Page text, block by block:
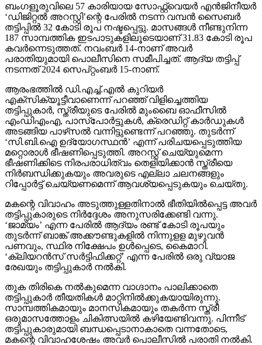
ബംഗളൂരുവിലെ 57 കാരിയായ സോഫ്റ്റ്വെയര്‍ എന്‍ജിനീയര്‍
‘ഡിജിറ്റല്‍ അറസ്റ്റി’ന്റെ പേരില്‍ നടന്ന വമ്പന്‍ സൈബര്‍
തട്ടിപ്പില്‍ 32 കോടി രൂപ നഷ്ടപ്പെട്ടു. മാസങ്ങള്‍ നീണ്ടുനിന്ന
187 സാമ്പത്തിക ഇടപാടുകളിലൂടെയാണ് 31.83 കോടി രൂപ
കവര്‍ന്നെടുത്തത്. നവംബര്‍ 14-നാണ് അവര്‍
പരാതിയുമായി പൊലീസിനെ സമീപിച്ചത്. ആദ്യ തട്ടിപ്പ്
നടന്നത് 2024 സെപ്റ്റംബര്‍ 15-നാണ്.
ആരംഭത്തില്‍ ഡി.എച്ച്.എല്‍ കുറിയര്‍
എക്‌സിക്യൂട്ടീവാണെന്ന് പറഞ്ഞ് വിളിച്ചെത്തിയ
തട്ടിപ്പുകാര്‍, സ്ത്രീയുടെ പേരില്‍ മുംബൈ ഓഫീസില്‍
എംഡിഎംഎ, പാസ്പോര്‍ട്ടുകള്‍, ക്രെഡിറ്റ് കാര്‍ഡുകള്‍
അടങ്ങിയ പാഴ്‌സല്‍ വന്നിട്ടുണ്ടെന്ന് പറഞ്ഞു. തുടര്‍ന്ന്
‘സി.ബി.ഐ ഉദ്യോഗസ്ഥന്‍’ എന്ന് പരിചയപ്പെടുത്തിയ
മറ്റൊരാള്‍ ഭീഷണിപ്പെടുത്തി. അറസ്റ്റ് ചെയ്യുമെന്ന
ഭീഷണിക്കിടെ നിരപരാധിത്വം തെളിയിക്കാന്‍ സ്ത്രീയെ
നിര്‍ബന്ധിക്കുകയും അവരുടെ എല്ലാ ചലനങ്ങളും
റിപ്പോര്‍ട്ട് ചെയ്യണമെന്ന് ആവശ്യപ്പെടുകയും ചെയ്തു.
മകന്റെ വിവാഹം അടുത്തുള്ളതിനാല്‍ ഭീതിയില്‍പ്പെട്ട അവര്‍
തട്ടിപ്പുകാരുടെ നിര്‍ദ്ദേശം അനുസരിക്കേണ്ടി വന്നു.
‘ജാമ്യം’ എന്ന പേരില്‍ ആദ്യം രണ്ട് കോടി രൂപയും
തുടര്‍ന്ന് ബാങ്ക് അക്കൗണ്ടുകളില്‍ നിന്നുളള മുഴുവന്‍
പണവും, സ്ഥിര നിക്ഷേപം ഉള്‍പ്പെടെ, കൈമാറി.
‘ക്ലിയറന്‍സ് സര്‍ട്ടിഫിക്കറ്റ്’ എന്ന പേരില്‍ ഒരു വ്യാജ
രേഖയും തട്ടിപ്പുകാര്‍ നല്‍കി.
തുക തിരികെ നല്‍കുമെന്ന വാഗ്ദാനം പാലിക്കാതെ
തട്ടിപ്പുകാര്‍ തീയതികള്‍ മാറ്റിനില്‍ക്കുകയായിരുന്നു.
സാമ്പത്തികമായും മാനസികമായും തകര്‍ന്ന സ്ത്രീ
ഒരുമാസത്തോളം ചികിത്സയില്‍ കഴിയേണ്ടിവന്നു. പിന്നീട്
തട്ടിപ്പുകാരുമായി ബന്ധപ്പെടാനാകാതെ വന്നതോടെ,
മകന്റെ വിവാഹശേഷം അവര്‍ പൊലീസില്‍ പരാതി നല്‍കി.